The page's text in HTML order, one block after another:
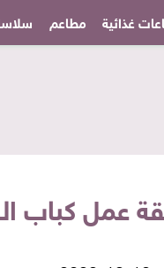
غذائية مطاعم
عمل كباب